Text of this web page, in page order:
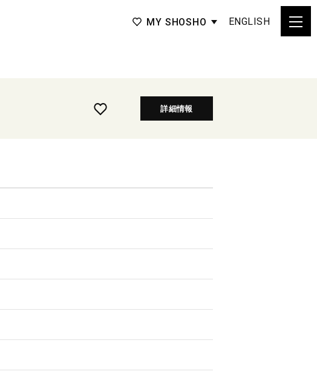
MY SHOSHO ENGLISH
詳細情報